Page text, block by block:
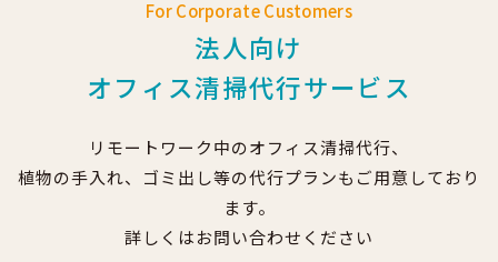
For Corporate Customers
法人向け
オフィス清掃代行サービス
リモートワーク中のオフィス清掃代行、
植物の手入れ、ゴミ出し等の代行プランもご用意しており
ます。
詳しくはお問い合わせください